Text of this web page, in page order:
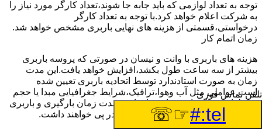
توجه به تعداد لوازمی که باید جابه جا شوند،تعداد کارگر مورد نیاز را
به شرکت اعلام خواهد کرد.با توجه به تعداد کارگر
درخواستی،قسمتی از هزینه های نهایی باربری مشخص خواهد شد.
زمان اتمام کار
هزینه های باربری با وانت و نیسان در صورتی که پروسه باربری
بیشتر از سه ساعت طول بکشد،افزایش خواهد یافت.این مدت
زمان به صورت استادندارد توسط اتحادیه باربری تعیین شده
است.عواملی مثل آب وهوا،ترافیک،شرایط جغرافیایی مبدا یا حجم
زیاد لوازم ممکن است باعث افزایش مدت زمان بارگیری و باربری
شوند که افزایش هزینه های باربری را در پی خواهند داشت.
تعداد طبقات ساختمان مبدا و مقصد
تلفن تماس فوری
tel:#
☞☏